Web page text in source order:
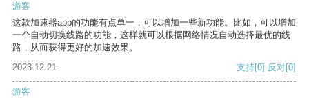
游客
这款加速器app的功能有点单一，可以增加一些新功能。比如，可以增加
一个自动切换线路的功能，这样就可以根据网络情况自动选择最优的线
路，从而获得更好的加速效果。
2023-12-21
支持[0] 反对[0]
游客